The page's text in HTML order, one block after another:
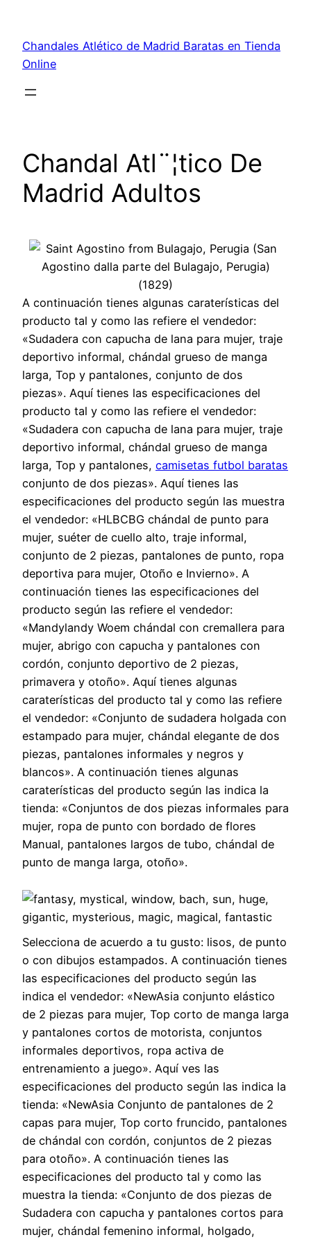
contenido
Chandales Atlético de Madrid Baratas en Tienda
Online
Chandal Atl¨¦tico De
Madrid Adultos
A continuación tienes algunas caraterísticas del
producto tal y como las refiere el vendedor:
«Sudadera con capucha de lana para mujer, traje
deportivo informal, chándal grueso de manga
larga, Top y pantalones, conjunto de dos
piezas». Aquí tienes las especificaciones del
producto tal y como las refiere el vendedor:
«Sudadera con capucha de lana para mujer, traje
deportivo informal, chándal grueso de manga
larga, Top y pantalones, camisetas futbol baratas
conjunto de dos piezas». Aquí tienes las
especificaciones del producto según las muestra
el vendedor: «HLBCBG chándal de punto para
mujer, suéter de cuello alto, traje informal,
conjunto de 2 piezas, pantalones de punto, ropa
deportiva para mujer, Otoño e Invierno». A
continuación tienes las especificaciones del
producto según las refiere el vendedor:
«Mandylandy Woem chándal con cremallera para
mujer, abrigo con capucha y pantalones con
cordón, conjunto deportivo de 2 piezas,
primavera y otoño». Aquí tienes algunas
caraterísticas del producto tal y como las refiere
el vendedor: «Conjunto de sudadera holgada con
estampado para mujer, chándal elegante de dos
piezas, pantalones informales y negros y
blancos». A continuación tienes algunas
caraterísticas del producto según las indica la
tienda: «Conjuntos de dos piezas informales para
mujer, ropa de punto con bordado de flores
Manual, pantalones largos de tubo, chándal de
punto de manga larga, otoño».
Selecciona de acuerdo a tu gusto: lisos, de punto
o con dibujos estampados. A continuación tienes
las especificaciones del producto según las
indica el vendedor: «NewAsia conjunto elástico
de 2 piezas para mujer, Top corto de manga larga
y pantalones cortos de motorista, conjuntos
informales deportivos, ropa activa de
entrenamiento a juego». Aquí ves las
especificaciones del producto según las indica la
tienda: «NewAsia Conjunto de pantalones de 2
capas para mujer, Top corto fruncido, pantalones
de chándal con cordón, conjuntos de 2 piezas
para otoño». A continuación tienes las
especificaciones del producto tal y como las
muestra la tienda: «Conjunto de dos piezas de
Sudadera con capucha y pantalones cortos para
mujer, chándal femenino informal, holgado,